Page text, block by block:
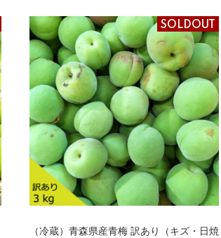
SOLDOUT
（冷蔵）青森県産青梅 訳あり（キズ・日焼